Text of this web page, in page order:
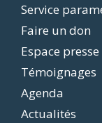
Service
Faire un don
Espace presse
Témoignages
Agenda
Actualités